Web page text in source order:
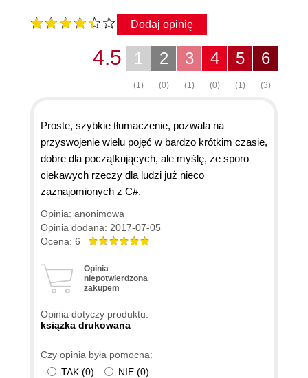
Dodaj opinię
6
(3)
5
(1)
4
(0)
3
(1)
2
(0)
1
(1)
4.5
Proste, szybkie tłumaczenie, pozwala na
przyswojenie wielu pojęć w bardzo krótkim czasie,
dobre dla początkujących, ale myślę, że sporo
ciekawych rzeczy dla ludzi już nieco
zaznajomionych z C#.
Opinia: anonimowa
Opinia dodana: 2017-07-05
Ocena: 6
Opinia
niepotwierdzona
zakupem
Opinia dotyczy produktu:
ksiązka drukowana
Czy opinia była pomocna:
TAK (0) NIE (0)